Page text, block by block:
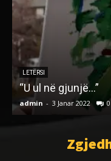
LETËRSI
“U ul në gjunjë…”
admin - 3 Janar 2022 0